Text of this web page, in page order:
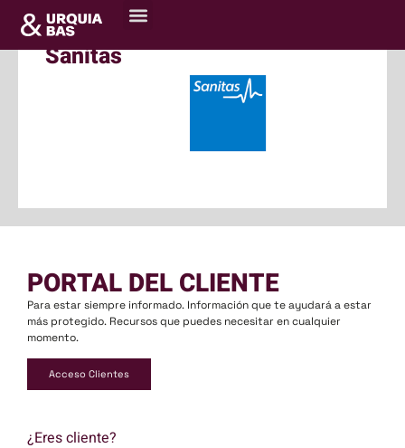
Sanitas
PORTAL DEL CLIENTE
Para estar siempre informado. Información que te ayudará a estar
más protegido. Recursos que puedes necesitar en cualquier
momento.
Acceso Clientes
¿Eres cliente?